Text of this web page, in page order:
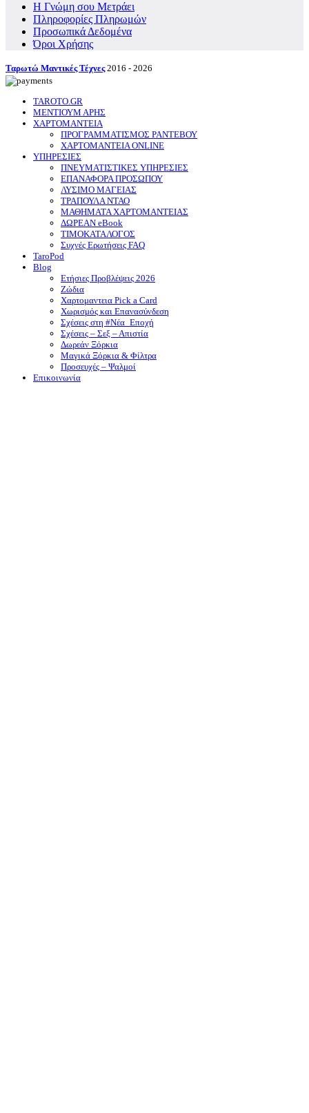
Η Γνώμη σου Μετράει
Πληροφορίες Πληρωμών
Προσωπικά Δεδομένα
Όροι Χρήσης
Ταρωτώ Μαντικές Τέχνες 2016 - 2026
TAROTO.GR
ΜΕΝΤΙΟΥΜ ΑΡΗΣ
ΧΑΡΤΟΜΑΝΤΕΙΑ
ΠΡΟΓΡΑΜΜΑΤΙΣΜΟΣ ΡΑΝΤΕΒΟΥ
ΧΑΡΤΟΜΑΝΤΕΙΑ ONLINE
ΥΠΗΡΕΣΙΕΣ
ΠΝΕΥΜΑΤΙΣΤΙΚΕΣ ΥΠΗΡΕΣΙΕΣ
ΕΠΑΝΑΦΟΡΑ ΠΡΟΣΩΠΟΥ
ΛΥΣΙΜΟ ΜΑΓΕΙΑΣ
ΤΡΑΠΟΥΛΑ ΝΤΑΟ
ΜΑΘΗΜΑΤΑ ΧΑΡΤΟΜΑΝΤΕΙΑΣ
ΔΩΡΕΑΝ eBook
ΤΙΜΟΚΑΤΑΛΟΓΟΣ
Συχνές Ερωτήσεις FAQ
TaroPod
Blog
Ετήσιες Προβλέψεις 2026
Ζώδια
Χαρτομαντεια Pick a Card
Χωρισμός και Επανασύνδεση
Σχέσεις στη #Νέα_Εποχή
Σχέσεις – Σεξ – Απιστία
Δωρεάν Ξόρκια
Μαγικά Ξόρκια & Φίλτρα
Προσευχές – Ψαλμοί
Επικοινωνία